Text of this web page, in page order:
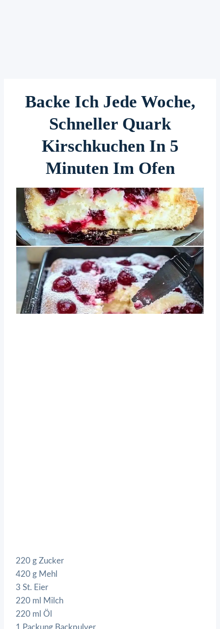
Backe Ich Jede Woche,
Schneller Quark
Kirschkuchen In 5
Minuten Im Ofen
220 g Zucker
420 g Mehl
3 St. Eier
220 ml Milch
220 ml Öl
1 Packung Backpulver